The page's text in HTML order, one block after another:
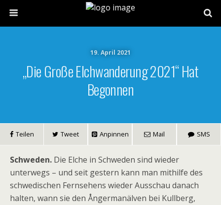
19. April 2021
„Die Große Elchwanderung 2021“ Hat
Begonnen
Teilen Tweet Anpinnen Mail SMS
Schweden. Die Elche in Schweden sind wieder
unterwegs – und seit gestern kann man mithilfe des
schwedischen Fernsehens wieder Ausschau danach
halten, wann sie den Ångermanälven bei Kullberg,